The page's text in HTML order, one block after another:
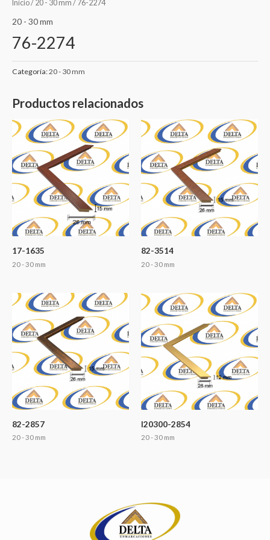
Inicio/ 20 - 30 mm / 76-2274
20 - 30 mm
76-2274
Categoría:20 - 30 mm
Productos relacionados
17-1635
20 - 30 mm
82-3514
20 - 30 mm
82-2857
20 - 30 mm
I20300-2854
20 - 30 mm